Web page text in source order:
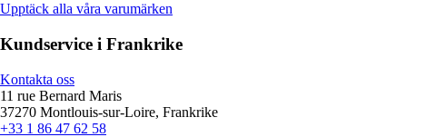
Upptäck alla våra varumärken
Kundservice i Frankrike
Kontakta oss
11 rue Bernard Maris
37270 Montlouis-sur-Loire, Frankrike
+33 1 86 47 62 58